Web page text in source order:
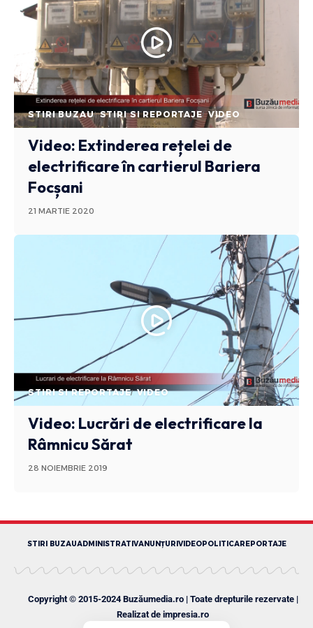
STIRI BUZAU STIRI SI REPORTAJE VIDEO
Video: Extinderea rețelei de
electrificare în cartierul Bariera
Focșani
21 MARTIE 2020
STIRI SI REPORTAJE VIDEO
Video: Lucrări de electrificare la
Râmnicu Sărat
28 NOIEMBRIE 2019
STIRI BUZAUADMINISTRATIVANUNȚURIVIDEOPOLITICAREPORTAJE
Copyright © 2015-2024 Buzăumedia.ro | Toate drepturile rezervate |
Realizat de impresia.ro